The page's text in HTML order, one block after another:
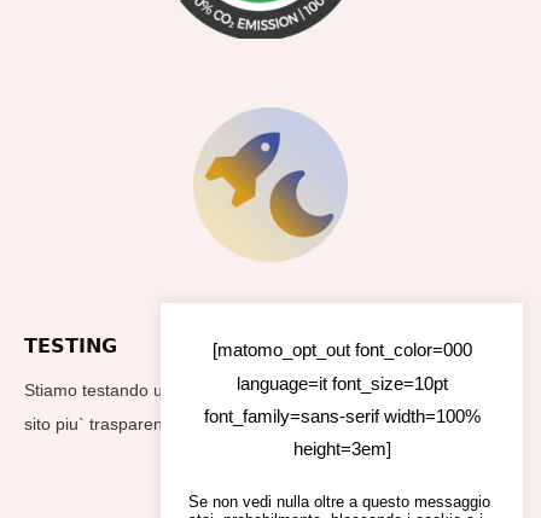
TESTING
Stiamo testando un nuovo footer per rendere i dati utilizzati dal
sito piu` trasparenti
[matomo_opt_out font_color=000
language=it font_size=10pt
font_family=sans-serif width=100%
height=3em]
Se non vedi nulla oltre a questo messaggio